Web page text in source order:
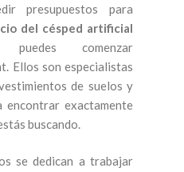
presupuestos para
del césped artificial
puedes comenzar
Ellos son especialistas
de suelos y
encontrar exactamente
buscando.
se dedican a trabajar